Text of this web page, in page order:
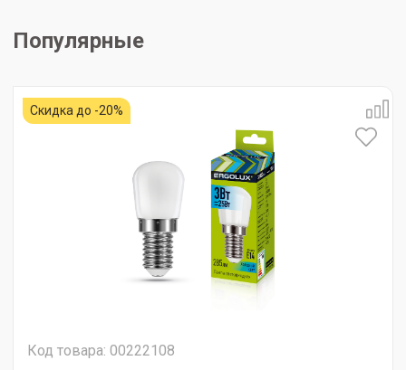
Популярные
Скидка до -20%
Код товара: 00222108